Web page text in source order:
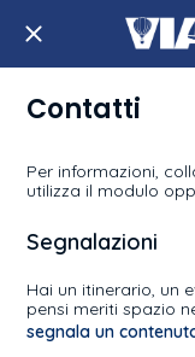
Contatti
Per informazioni,
utilizza il modulo
Segnalazioni
Hai un itinerario, un
pensi meriti spazio
segnala un